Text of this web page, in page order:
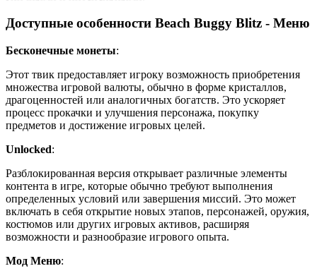
Доступные особенности Beach Buggy Blitz - Меню
Бесконечные монеты:
Этот твик предоставляет игроку возможность приобретения
множества игровой валюты, обычно в форме кристаллов,
драгоценностей или аналогичных богатств. Это ускоряет
процесс прокачки и улучшения персонажа, покупку
предметов и достижение игровых целей.
Unlocked:
Разблокированная версия открывает различные элементы
контента в игре, которые обычно требуют выполнения
определенных условий или завершения миссий. Это может
включать в себя открытие новых этапов, персонажей, оружия,
костюмов или других игровых активов, расширяя
возможности и разнообразие игрового опыта.
Мод Меню: